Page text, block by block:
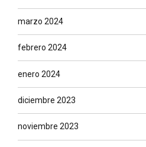
marzo 2024
febrero 2024
enero 2024
diciembre 2023
noviembre 2023